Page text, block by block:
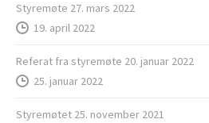
Styremøte 27. mars 2022
19. april 2022
Referat fra styremøte 20. januar 2022
25. januar 2022
Styremøtet 25. november 2021